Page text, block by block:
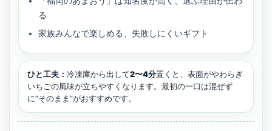
る
家族みんなで楽しめる、失敗しにくいギフト
ひと工夫： 冷凍庫から出して2〜4分置くと、表面がやわらぎ
いちごの風味が立ちやすくなります。最初の一口は混ぜず
に“そのまま”がおすすめです。